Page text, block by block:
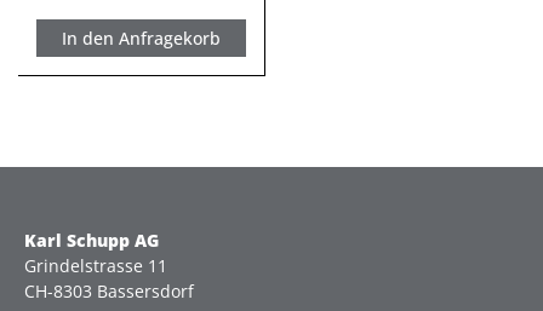
In den Anfragekorb
Karl Schupp AG
Grindelstrasse 11
CH-8303 Bassersdorf